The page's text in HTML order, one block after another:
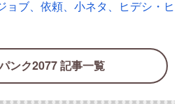
ョブ、依頼、小ネタ、ヒデシ・ヒ
ンク2077 記事一覧